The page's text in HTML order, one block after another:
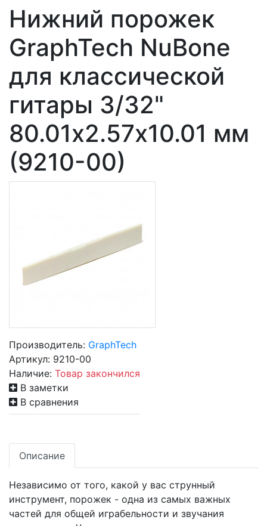
Нижний порожек
GraphTech NuBone
для классической
гитары 3/32"
80.01х2.57х10.01 мм
(9210-00)
Производитель: GraphTech
Артикул: 9210-00
Наличие: Товар закончился
В заметки
В сравнения
Описание
Независимо от того, какой у вас струнный
инструмент, порожек - одна из самых важных
частей для общей играбельности и звучания